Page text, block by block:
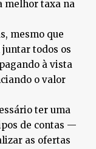
melhor taxa na
mesmo que
todos os
à vista
o valor
ter uma
de contas —
as ofertas